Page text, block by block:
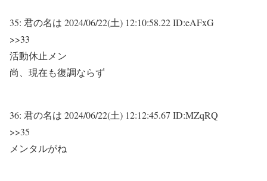
35: 君の名は 2024/06/22(土) 12:10:58.22 ID:eAFxG
>>33
活動休止メン
尚、現在も復調ならず
36: 君の名は 2024/06/22(土) 12:12:45.67 ID:MZqRQ
>>35
メンタルがね